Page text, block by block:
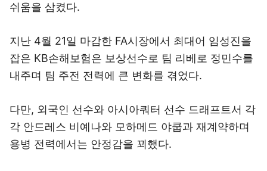
쉬움을 삼켰다.
지난 4월 21일 마감한 FA시장에서 최대어 임성진을
잡은 KB손해보험은 보상선수로 팀 리베로 정민수를
내주며 팀 주전 전력에 큰 변화를 겪었다.
다만, 외국인 선수와 아시아쿼터 선수 드래프트서 각
각 안드레스 비예나와 모하메드 야쿱과 재계약하며
용병 전력에서는 안정감을 꾀했다.